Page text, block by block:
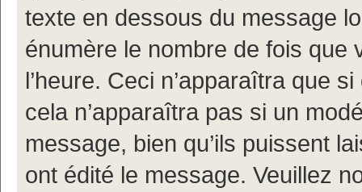
texte en dessous du message
énumère le nombre de fois que
l’heure. Ceci n’apparaîtra que
cela n’apparaîtra pas si un
message, bien qu’ils puissent
ont édité le message. Veuillez